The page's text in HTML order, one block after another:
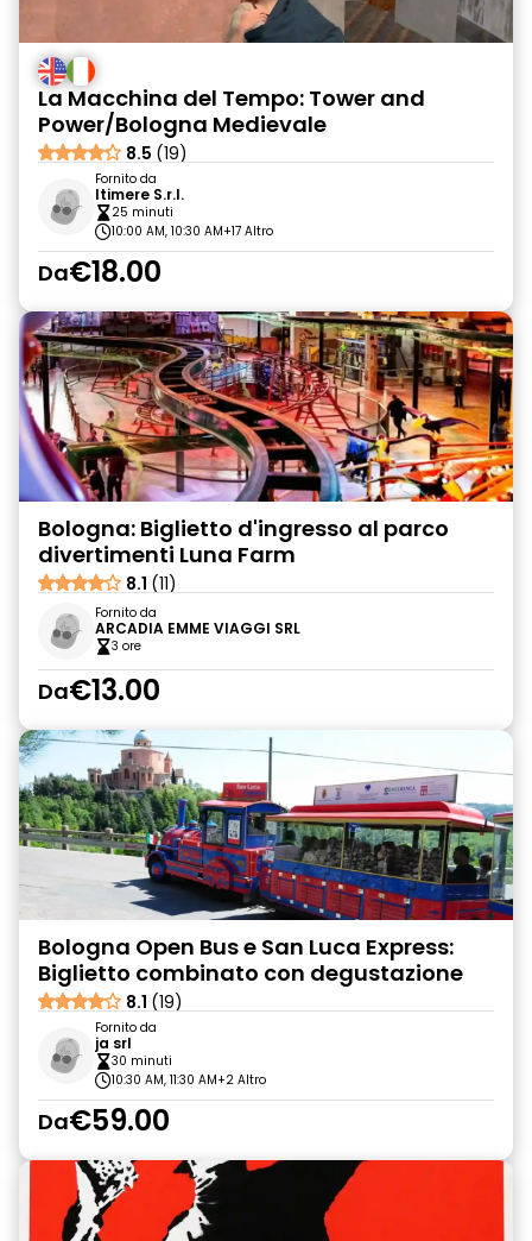
La Macchina del Tempo: Tower and
Power/Bologna Medievale
8.5 (19)
Fornito da
Itimere S.r.l.
25 minuti
10:00 AM, 10:30 AM+17 Altro
Da€18.00
Bologna: Biglietto d'ingresso al parco
divertimenti Luna Farm
8.1 (11)
Fornito da
ARCADIA EMME VIAGGI SRL
3 ore
Da€13.00
Bologna Open Bus e San Luca Express:
Biglietto combinato con degustazione
8.1 (19)
Fornito da
ja srl
30 minuti
10:30 AM, 11:30 AM+2 Altro
Da€59.00